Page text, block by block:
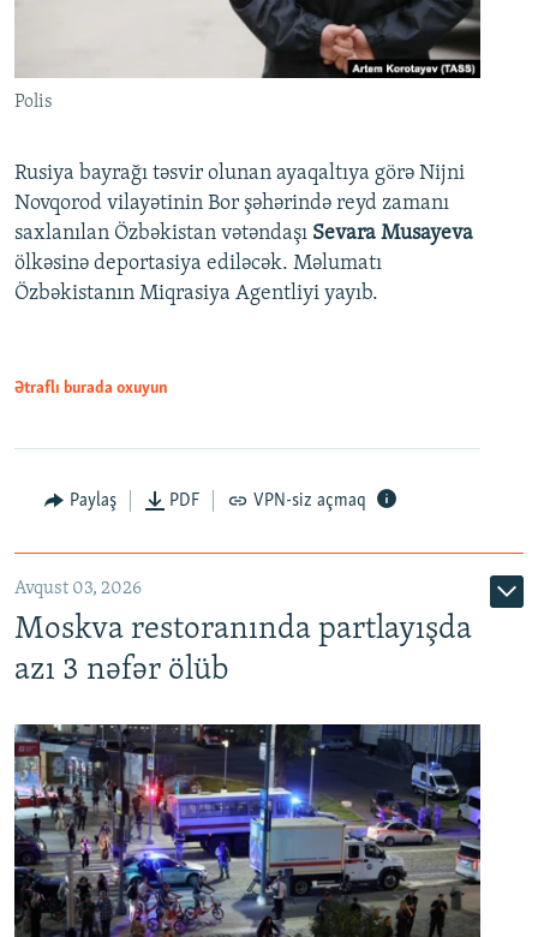
Polis
Rusiya bayrağı təsvir olunan ayaqaltıya görə Nijni
Novqorod vilayətinin Bor şəhərində reyd zamanı
saxlanılan Özbəkistan vətəndaşı Sevara Musayeva
ölkəsinə deportasiya ediləcək. Məlumatı
Özbəkistanın Miqrasiya Agentliyi yayıb.
Ətraflı burada oxuyun
Paylaş PDF VPN-siz açmaq
Avqust 03, 2026
Moskva restoranında partlayışda
azı 3 nəfər ölüb